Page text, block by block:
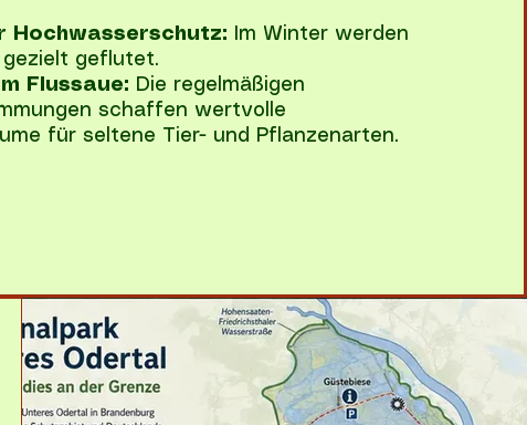
Hochwasserschutz:
Im Winter werden
gezielt geflutet.
Flussaue: Die regelmäßigen
schaffen wertvolle
für seltene Tier- und Pflanzenarten.